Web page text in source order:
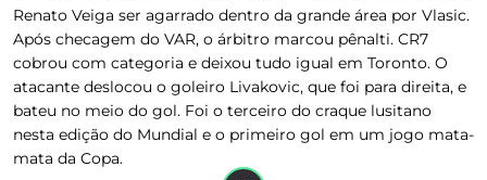
Renato Veiga ser agarrado dentro da grande área por Vlasic.
Após checagem do VAR, o árbitro marcou pênalti. CR7
cobrou com categoria e deixou tudo igual em Toronto. O
atacante deslocou o goleiro Livakovic, que foi para direita, e
bateu no meio do gol. Foi o terceiro do craque lusitano
nesta edição do Mundial e o primeiro gol em um jogo mata-
mata da Copa.